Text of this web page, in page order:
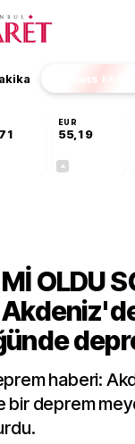
Finans
EUR
55,19
OLDU
haberi:
bir deprem